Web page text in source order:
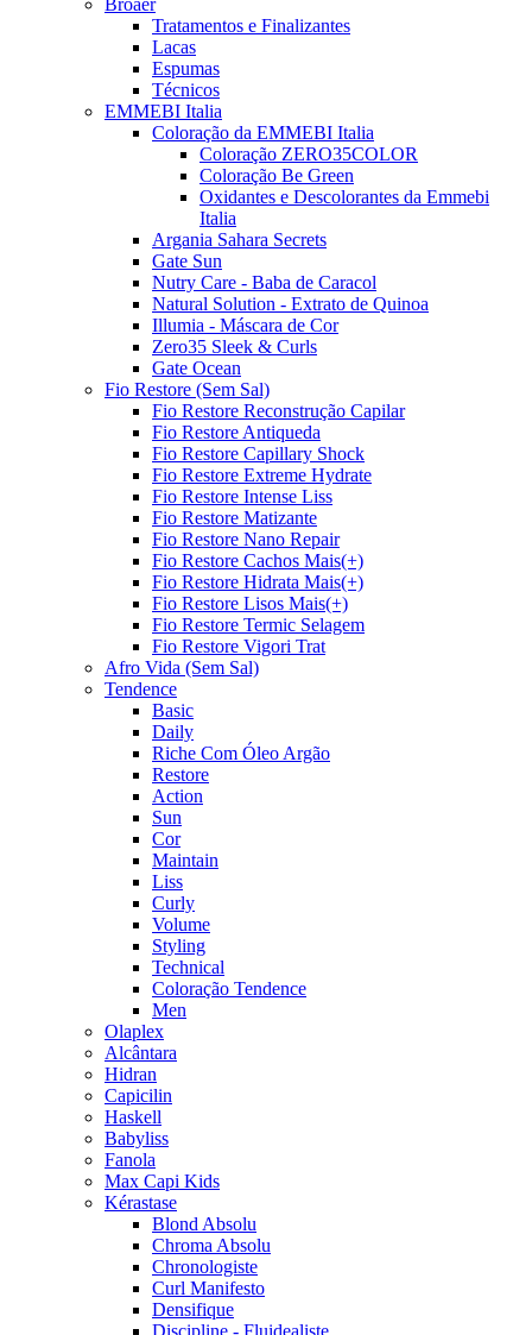
Broaer
Tratamentos e Finalizantes
Lacas
Espumas
Técnicos
EMMEBI Italia
Coloração da EMMEBI Italia
Coloração ZERO35COLOR
Coloração Be Green
Oxidantes e Descolorantes da Emmebi
Italia
Argania Sahara Secrets
Gate Sun
Nutry Care - Baba de Caracol
Natural Solution - Extrato de Quinoa
Illumia - Máscara de Cor
Zero35 Sleek & Curls
Gate Ocean
Fio Restore (Sem Sal)
Fio Restore Reconstrução Capilar
Fio Restore Antiqueda
Fio Restore Capillary Shock
Fio Restore Extreme Hydrate
Fio Restore Intense Liss
Fio Restore Matizante
Fio Restore Nano Repair
Fio Restore Cachos Mais(+)
Fio Restore Hidrata Mais(+)
Fio Restore Lisos Mais(+)
Fio Restore Termic Selagem
Fio Restore Vigori Trat
Afro Vida (Sem Sal)
Tendence
Basic
Daily
Riche Com Óleo Argão
Restore
Action
Sun
Cor
Maintain
Liss
Curly
Volume
Styling
Technical
Coloração Tendence
Men
Olaplex
Alcântara
Hidran
Capicilin
Haskell
Babyliss
Fanola
Max Capi Kids
Kérastase
Blond Absolu
Chroma Absolu
Chronologiste
Curl Manifesto
Densifique
Discipline - Fluidealiste